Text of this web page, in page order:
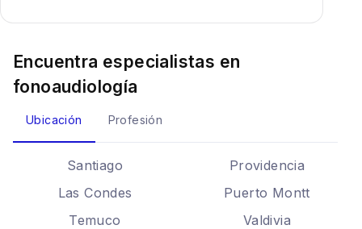
Encuentra especialistas en
fonoaudiología
Ubicación Profesión
Santiago
Providencia
Las Condes
Puerto Montt
Temuco
Valdivia